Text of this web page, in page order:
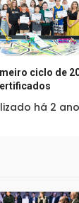
ciclo de
há 2